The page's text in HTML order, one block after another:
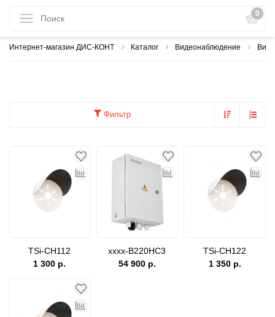
0
Интернет-магазин ДИС-КОНТ Каталог Видеонаблюдение
Фильтр
TSi-CH112
1 300 р.
xxxx-B220HC3
54 900 р.
TSi-CH122
1 350 р.